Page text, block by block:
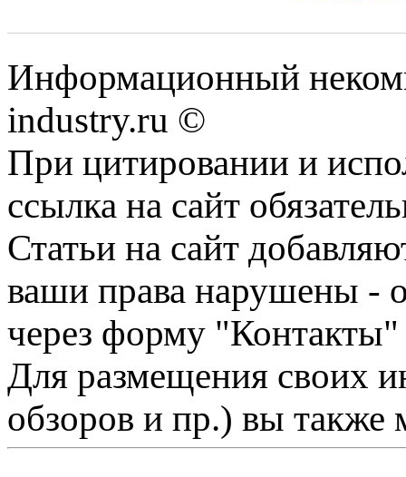
Информационный
industry.ru ©
При цитировании и
ссылка на сайт
Статьи на сайт
ваши права нарушены -
через форму "Контакты"
Для размещения своих
обзоров и пр.) вы также